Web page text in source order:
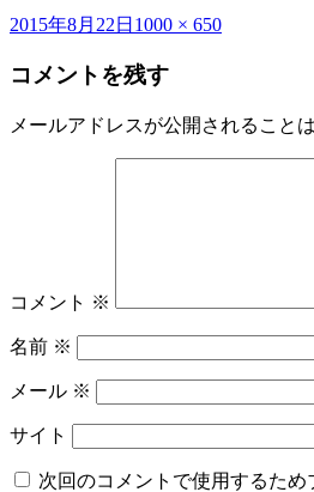
投
日:
2015年8月22日 フ
サ
ズ
1000 × 650
コメントを残す
メールアドレスが公開されること
コメント ※
名前 ※
メール ※
サイト
次回のコメントで使用するため